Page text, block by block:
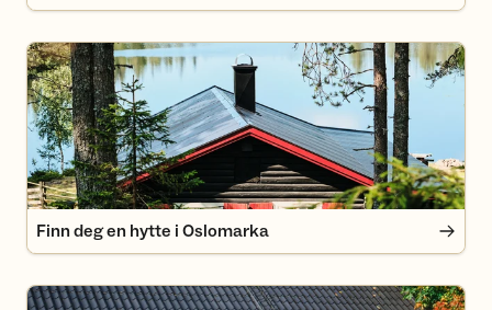
Finn deg en hytte i Oslomarka
Finn deg en hytte i Oslomarka
Hytter med fiskestenger